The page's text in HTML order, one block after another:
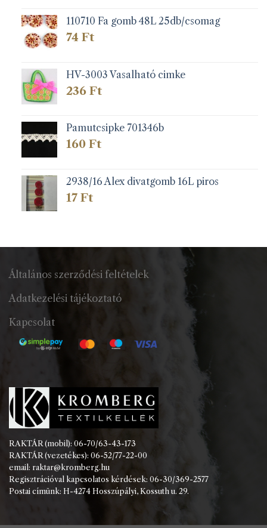
110710 Fa gomb 48L 25db/csomag
74 Ft
HV-3003 Vasalható cimke
236 Ft
Pamutcsipke 701346b
160 Ft
2938/16 Alex divatgomb 16L piros
17 Ft
Általános szerződési feltételek
Adatkezelési tájékoztató
Kapcsolat
RAKTÁR (mobil): 06-70/63-43-173
RAKTÁR (vezetékes): 06-52/77-22-00
email: raktar@kromberg.hu
Regisztrációval kapcsolatos kérdések: 06-30/369-2577
Postai címünk: H-4274 Hosszúpályi, Kossuth u. 29.